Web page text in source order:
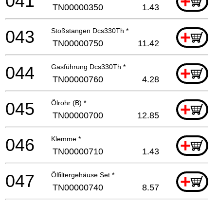
TN00000350 1.43
Stoßstangen Dcs330Th * +
043 TN00000750 11.42
Gasführung Dcs330Th * +
044 TN00000760 4.28
Ölrohr (B) * +
045 TN00000700 12.85
Klemme * +
046 TN00000710 1.43
Ölfiltergehäuse Set * +
047 TN00000740 8.57